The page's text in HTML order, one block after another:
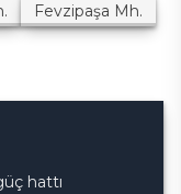
Fevzipaşa Mh.
hattı